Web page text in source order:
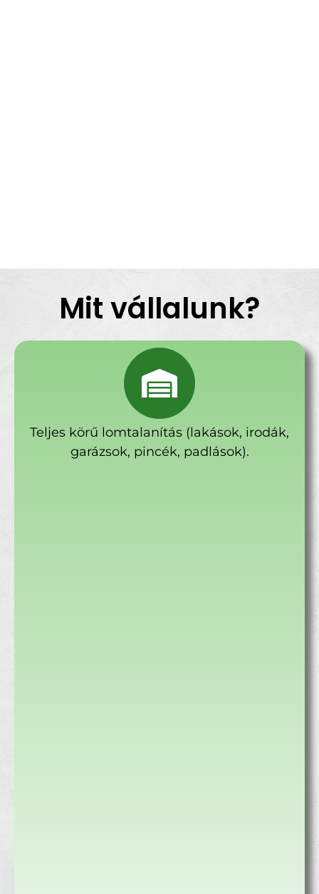
Mit vállalunk?
Teljes körű lomtalanítás (lakások, irodák,
garázsok, pincék, padlások).